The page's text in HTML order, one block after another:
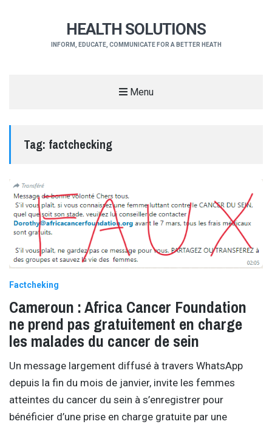
HEALTH SOLUTIONS
INFORM, EDUCATE, COMMUNICATE FOR A BETTER HEATH
Menu
Tag: factchecking
Factcheking
Cameroun : Africa Cancer Foundation
ne prend pas gratuitement en charge
les malades du cancer de sein
Un message largement diffusé à travers WhatsApp
depuis la fin du mois de janvier, invite les femmes
atteintes du cancer du sein à s’enregistrer pour
bénéficier d’une prise en charge gratuite par une